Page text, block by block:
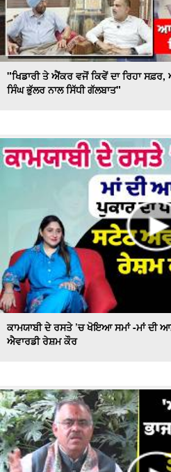
"ਖਿਡਾਰੀ ਤੇ ਐਂਕਰ ਵਜੋਂ ਕਿਵੇਂ ਦਾ ਰਿਹਾ
ਸਿੰਘ ਭੁੱਲਰ ਨਾਲ ਸਿੱਧੀ ਗੱਲਬਾਤ"
ਕਾਮਯਾਬੀ ਦੇ ਰਸਤੇ ’ਚ ਖੋਇਆ ਸਮਾਂ -ਮਾਂ ਦੀ
ਐਵਾਰਡੀ ਰੇਸ਼ਮ ਕੌਰ